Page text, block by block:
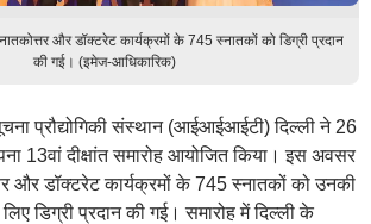
और डॉक्टरेट कार्यक्रमों के 745 स्नातकों को डिग्री प्रदान
की गई। (इमेज-आधिकारिक)
प्रौद्योगिकी संस्थान (आईआईआईटी) दिल्ली ने 26
13वां दीक्षांत समारोह आयोजित किया। इस अवसर
और डॉक्टरेट कार्यक्रमों के 745 स्नातकों को उनकी
डिग्री प्रदान की गई। समारोह में दिल्ली के